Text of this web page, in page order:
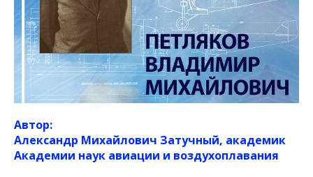
Автор:
Александр Михайлович Затучный, академик
Академии наук авиации и воздухоплавания